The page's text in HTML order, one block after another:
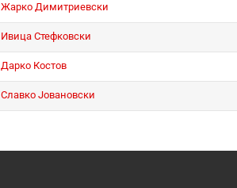
Жарко Димитриевски
Ивица Стефковски
Дарко Костов
Славко Јовановски